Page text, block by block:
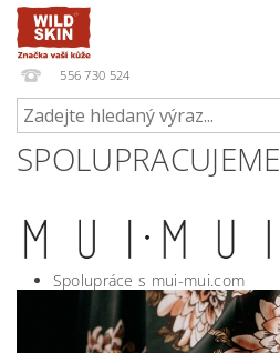
556 730 524
SPOLUPRACUJEME
Spolupráce s mui-mui.com